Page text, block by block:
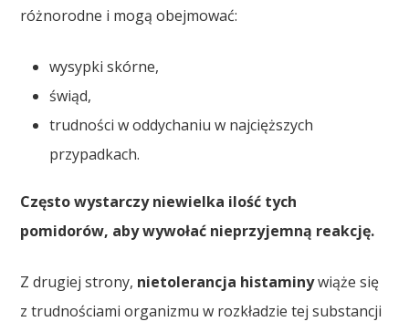
różnorodne i mogą obejmować:
wysypki skórne,
świąd,
trudności w oddychaniu w najcięższych
przypadkach.
Często wystarczy niewielka ilość tych
pomidorów, aby wywołać nieprzyjemną reakcję.
Z drugiej strony, nietolerancja histaminywiąże się
z trudnościami organizmu w rozkładzie tej substancji